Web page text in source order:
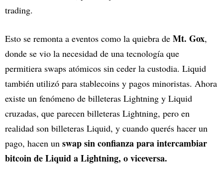
trading.
Esto se remonta a eventos como la quiebra de Mt. Gox,
donde se vio la necesidad de una tecnología que
permitiera swaps atómicos sin ceder la custodia. Liquid
también utilizó para stablecoins y pagos minoristas. Ahora
existe un fenómeno de billeteras Lightning y Liquid
cruzadas, que parecen billeteras Lightning, pero en
realidad son billeteras Liquid, y cuando querés hacer un
pago, hacen un swap sin confianza para intercambiar
bitcoin de Liquid a Lightning, o viceversa.